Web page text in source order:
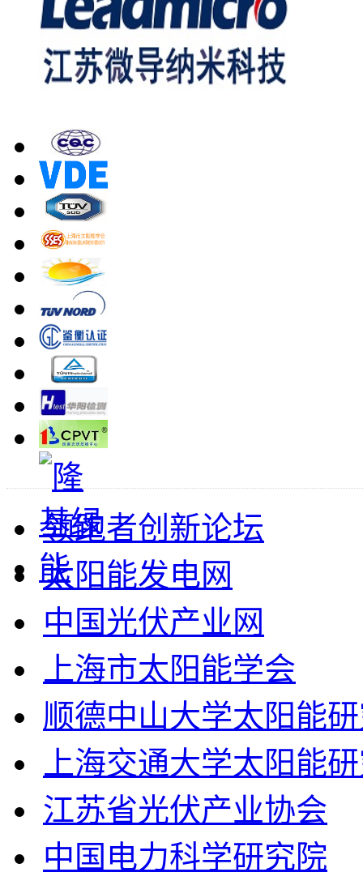
领跑者创新论坛
太阳能发电网
中国光伏产业网
上海市太阳能学会
顺德中山大学太阳能
上海交通大学太阳能
江苏省光伏产业协会
中国电力科学研究院